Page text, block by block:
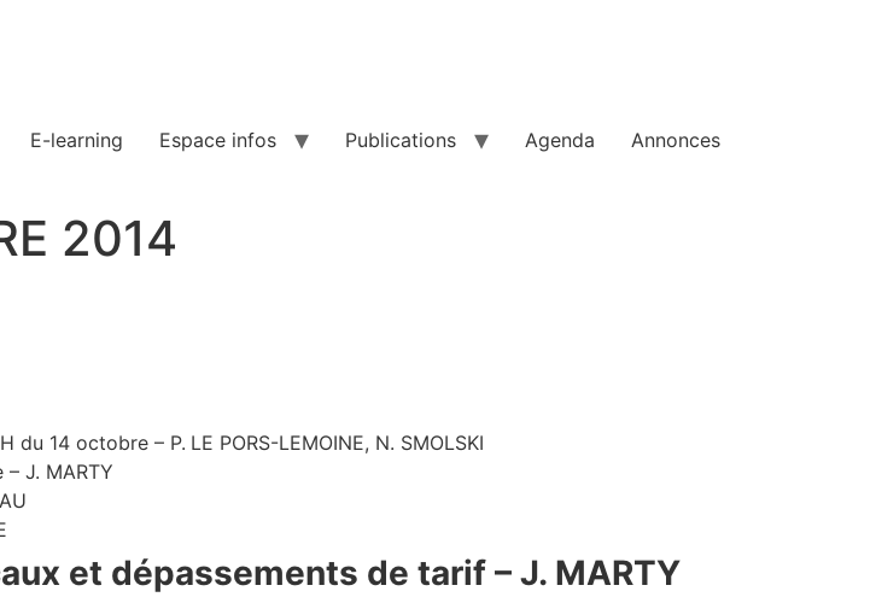
E-learning Espace infos Publications Agenda Annonces
2014
14 octobre – P. LE PORS-LEMOINE, N. SMOLSKI
J. MARTY
et dépassements de tarif – J. MARTY